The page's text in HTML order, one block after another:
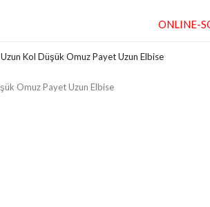
ONLINE-
Uzun Kol Düşük Omuz Payet Uzun Elbise